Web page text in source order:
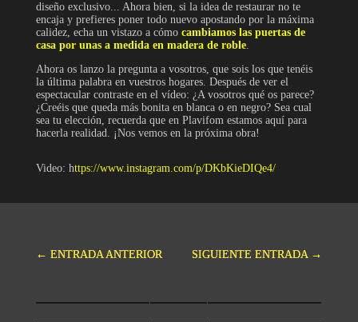
diseño exclusivo... Ahora bien, si la idea de restaurar no te
encaja y prefieres poner todo nuevo apostando por la máxima
calidez, echa un vistazo a cómo cambiamos las puertas de
casa por unas a medida en madera de roble.
Ahora os lanzo la pregunta a vosotros, que sois los que tenéis
la última palabra en vuestros hogares. Después de ver el
espectacular contraste en el vídeo: ¿A vosotros qué os parece?
¿Creéis que queda más bonita en blanca o en negro? Sea cual
sea tu elección, recuerda que en Plavifom estamos aquí para
hacerla realidad. ¡Nos vemos en la próxima obra!
Video: https://www.instagram.com/p/DKbKieDIQe4/
← ENTRADA ANTERIOR SIGUIENTE ENTRADA →